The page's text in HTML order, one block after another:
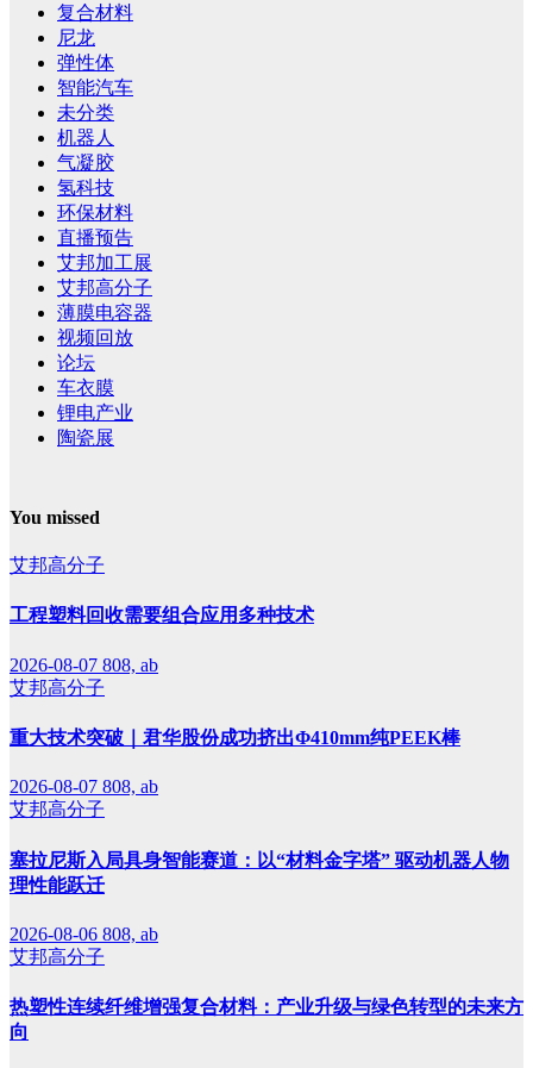
复合材料
尼龙
弹性体
智能汽车
未分类
机器人
气凝胶
氢科技
环保材料
直播预告
艾邦加工展
艾邦高分子
薄膜电容器
视频回放
论坛
车衣膜
锂电产业
陶瓷展
You missed
艾邦高分子
工程塑料回收需要组合应用多种技术
2026-08-07 808, ab
艾邦高分子
重大技术突破｜君华股份成功挤出Φ410mm纯PEEK棒
2026-08-07 808, ab
艾邦高分子
塞拉尼斯入局具身智能赛道：以“材料金字塔” 驱动机器人物
理性能跃迁
2026-08-06 808, ab
艾邦高分子
热塑性连续纤维增强复合材料：产业升级与绿色转型的未来方
向